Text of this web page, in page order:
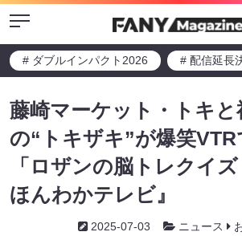
Menu
# ダブルインパクト2026 # 配信延長
藤崎マーケット・トキと
の“トキザキ”が爆笑VTR
「ロザンの脳トレクイ
ほんわかテレビ』
2025-07-03 ニュース